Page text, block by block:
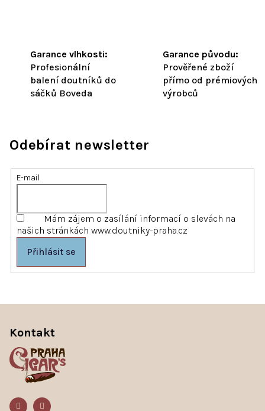
Garance vlhkosti:
Profesionální
balení doutníků do
sáčků Boveda
Garance původu:
Prověřené zboží
přímo od prémiových
výrobců
Odebírat newsletter
E-mail
Mám zájem o zasílání informací o slevách na
našich stránkách www.doutniky-praha.cz
Přihlásit se
Kontakt